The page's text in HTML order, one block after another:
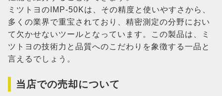
ミツトヨのIMP-50Kは、その精度と使いやすさから、
多くの業界で重宝されており、精密測定の分野におい
て欠かせないツールとなっています。この製品は、ミ
ツトヨの技術力と品質へのこだわりを象徴する一品と
言えるでしょう。
当店での売却について